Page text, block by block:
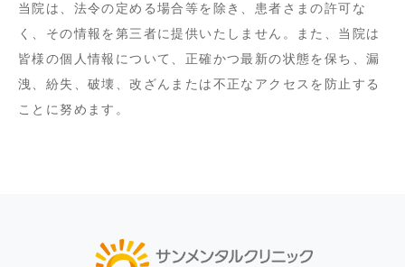
当院は、法令の定める場合等を除き、患者さまの許可な
く、その情報を第三者に提供いたしません。また、当院は
皆様の個人情報について、正確かつ最新の状態を保ち、漏
洩、紛失、破壊、改ざんまたは不正なアクセスを防止する
ことに努めます。